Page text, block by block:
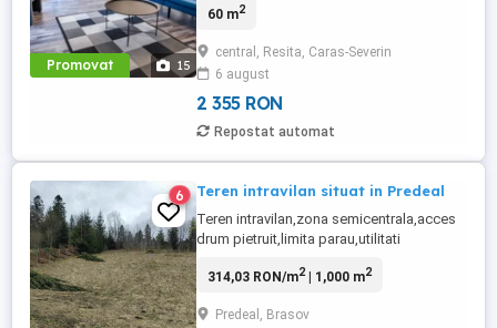
Promovat 15
intr-un oras. Acest apartament cu 2
exact acel mix cautat tot mai des: spatiu,
confort, dotari moderne si o locatie
centrala, aproape de tot ...
60 m2
central, Resita, Caras-Severin
6 august
2 355 RON
Repostat automat
6 Teren intravilan situat in Predeal
Teren intravilan,zona semicentrala,acces
drum pietruit,limita parau,utilitati
case si vile de vacanta,strada
Teren pentru constructii cu inclinatie mica.
314,03 RON/m2| 1,000 m2
Predeal, Brasov